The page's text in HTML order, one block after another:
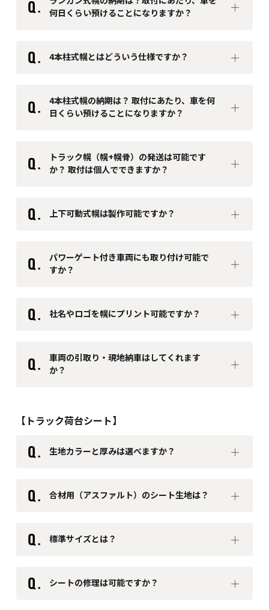
何日くらい預けることになりますか？
4本柱式幌とはどういう仕様ですか？
1. 巻上げ式
2. レールカーテン式
4本柱式幌の納期は？ 取付にあたり、車を何
日くらい預けることになりますか？
トラック幌（幌+幌骨）の発送は可能です
か？ 取付は個人でできますか？
上下可動式幌は製作可能ですか？
パワーゲート付き車両にも取り付け可能で
すか？
社名やロゴを幌にプリント可能ですか？
車両の引取り・現地納車はしてくれます
か？
【トラック荷台シート】
生地カラーと厚みは選べますか？
合材用（アスファルト）のシート生地は？
標準サイズとは？
シートの修理は可能ですか？